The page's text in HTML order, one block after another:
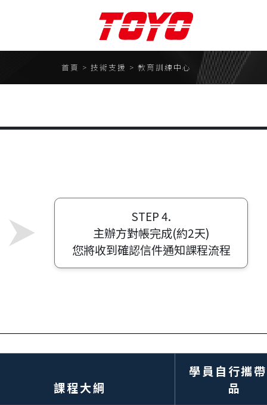
聯絡我們
聯絡表單
合作夥伴
公司
株式會社MS1
TOYOROBOTICS KOREA
TOYO ROBOTICS
投資人專區
首頁 > 技術支援 > 教育訓練中心
STEP 4.
主辦方對帳完成(約2天)
您將收到確認信件通知課程流程
課程大綱
學員自行攜
品